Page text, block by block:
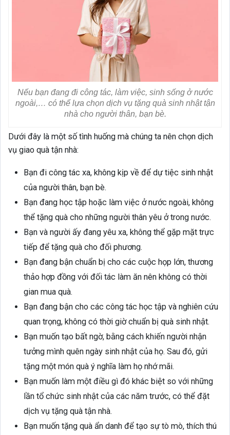
Nếu bạn đang đi công tác, làm việc, sinh sống ở nước
ngoài,… có thể lựa chọn dịch vụ tặng quà sinh nhật tận
nhà cho người thân, bạn bè.
Dưới đây là một số tình huống mà chúng ta nên chọn dịch
vụ giao quà tận nhà:
Bạn đi công tác xa, không kịp về để dự tiệc sinh nhật
của người thân, bạn bè.
Bạn đang học tập hoặc làm việc ở nước ngoài, không
thể tặng quà cho những người thân yêu ở trong nước.
Bạn và người ấy đang yêu xa, không thể gặp mặt trực
tiếp để tặng quà cho đối phương.
Bạn đang bận chuẩn bị cho các cuộc họp lớn, thương
thảo hợp đồng với đối tác làm ăn nên không có thời
gian mua quà.
Bạn đang bận cho các công tác học tập và nghiên cứu
quan trọng, không có thời giờ chuẩn bị quà sinh nhật.
Bạn muốn tạo bất ngờ, bằng cách khiến người nhận
tưởng mình quên ngày sinh nhật của họ. Sau đó, gửi
tặng một món quà ý nghĩa làm họ nhớ mãi.
Bạn muốn làm một điều gì đó khác biệt so với những
lần tổ chức sinh nhật của các năm trước, có thể đặt
dịch vụ tặng quà tận nhà.
Bạn muốn tặng quà ẩn danh để tạo sự tò mò, thích thú